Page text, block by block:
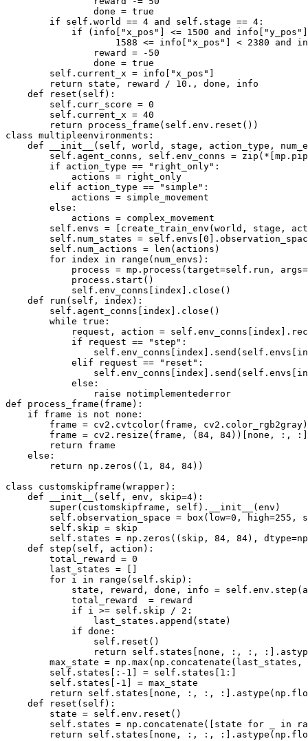
                done
= true
if self . world == 4 and self . stage == 4 :
if
( info "x_pos" <= 1500 and info "y_pos"
1588 <= info "x_pos" < 2380 and
                reward
= - 50
                done
= true
        self
. current_x = info "x_pos"
return state , reward / 10. , done ,
info
    def
reset ( self ) :
        self
. curr_score = 0
        self
. current_x = 40
return
process_frame ( self . env . reset ( ) )
class multipleenvironments :
    def
__init__ ( self , world , stage , action_type ,
        self
. agent_conns , self . env_conns = zip ( * mp .
if action_type == "right_only" :
            actions
=
right_only
        elif action_type
== "simple" :
            actions
= simple_movement
else :
            actions
= complex_movement
        self
. envs = create_train_env ( world , stage ,
        self
. num_states = self . envs 0 .
        self
. num_actions = len ( actions )
for index in range ( num_envs ) :
            process
= mp . process ( target=self . run , args=
            process
. start ( )
            self
. env_conns index . close ( )
    def
run ( self , index ) :
        self
. agent_conns index . close ( )
while true :
            request
, action = self . env_conns index .
if request == "step" :
                self
. env_conns index . send ( self . envs
            elif request
== "reset" :
                self
. env_conns index . send ( self . envs
else :
                raise notimplementederror
def process_frame ( frame ) :
if frame is not none :
        frame
= cv2 . cvtcolor( frame , cv2 . color_rgb2gray)
        frame
= cv2 . resize ( frame , ( 84 , 84) ) none , : , :
return frame
else :
return np . zeros ( ( 1 , 84 , 84) )
class
customskipframe ( wrapper) :
    def
__init__ ( self , env , skip=4) :
super( customskipframe , self ) . __init__ ( env )
        self
. observation_space = box ( low=0 , high=255 ,
        self
. skip = skip
        self
. states = np . zeros ( ( skip , 84 , 84) , dtype=np
    def
step ( self , action ) :
        total_reward
= 0
        last_states
=
for i in range ( self . skip ) :
            state
, reward , done , info = self . env . step (
            total_reward
= reward
if i >= self . skip / 2 :
                last_states
. append ( state )
if done :
                self
. reset ( )
return self . states none , : , : , : .
        max_state
= np . max ( np . concatenate ( last_states ,
        self
. states : - 1 = self . states 1 :
        self
. states - 1 = max_state
return self . states none , : , : , : . astype ( np .
    def
reset ( self ) :
        state
= self . env . reset ( )
        self
. states = np . concatenate ( state for in
return self . states none , : , : , : . astype ( np .